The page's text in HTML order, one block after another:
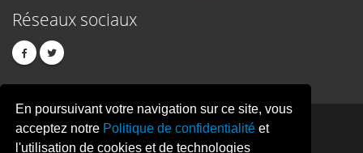
En poursuivant votre navigation sur ce site, vous
acceptez notre Politique de confidentialité et
l'utilisation de cookies et de technologies
Réseaux sociaux
PIXELCREATION